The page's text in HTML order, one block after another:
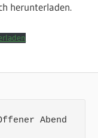
herunterladen.
Abend